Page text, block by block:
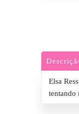
Elsa
tentando